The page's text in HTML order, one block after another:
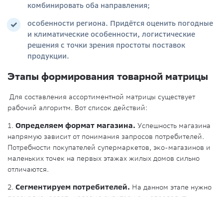
комбинировать оба направления;
особенности региона. Придётся оценить погодные
и климатические особенности, логистические
решения с точки зрения простоты поставок
продукции.
Этапы формирования товарной матрицы
Для составления ассортиментной матрицы существует
рабочий алгоритм. Вот список действий:
1. Определяем формат магазина. Успешность магазина
напрямую зависит от понимания запросов потребителей.
Потребности покупателей супермаркетов, эко-магазинов и
маленьких точек на первых этажах жилых домов сильно
отличаются.
2. Сегментируем потребителей. На данном этапе нужно